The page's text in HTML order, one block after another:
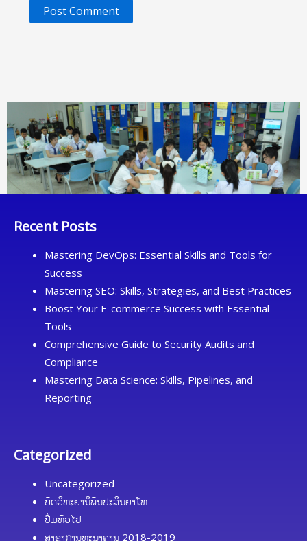
Recent Posts
Mastering DevOps: Essential Skills and Tools for
Success
Mastering SEO: Skills, Strategies, and Best Practices
Boost Your E-commerce Success with Essential
Tools
Comprehensive Guide to Security Audits and
Compliance
Mastering Data Science: Skills, Pipelines, and
Reporting
Categorized
Uncategorized
ບົດວິທະຍານິພົນປະລິນຍາໂທ
ປື້ມທົ່ວໄປ
ສາຂາການທະນາຄານ 2018-2019